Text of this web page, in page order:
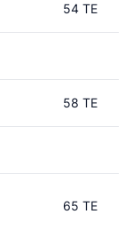
54 TE
58 TE
65 TE